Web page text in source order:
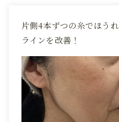
片側4本ずつの糸でほう
ラインを改善！